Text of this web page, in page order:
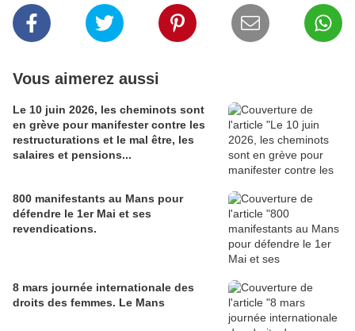
Vous aimerez aussi
Le 10 juin 2026, les cheminots sont
en grève pour manifester contre les
restructurations et le mal être, les
salaires et pensions...
800 manifestants au Mans pour
défendre le 1er Mai et ses
revendications.
8 mars journée internationale des
droits des femmes. Le Mans